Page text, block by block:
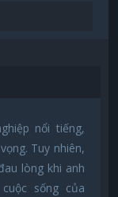
nổi tiếng,
Tuy nhiên,
lòng khi anh
sống của